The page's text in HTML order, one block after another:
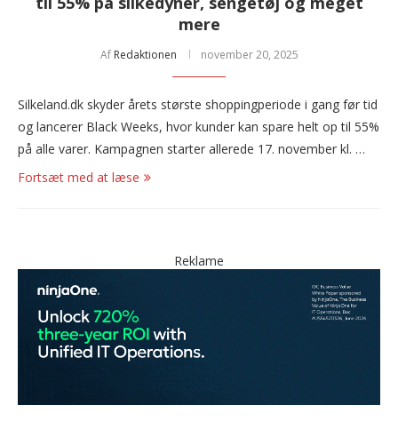
mere
Af Redaktionen november 20, 2025
Silkeland.dk skyder årets største shoppingperiode i gang før tid
og lancerer Black Weeks, hvor kunder kan spare helt op til 55%
på alle varer. Kampagnen starter allerede 17. november kl. …
Fortsæt med at læse
Reklame